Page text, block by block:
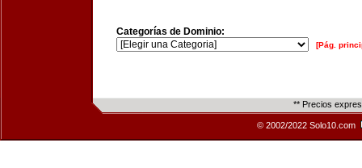
Categorías de Dominio:
[Pág.
** Precios
© 2002/2022 Solo10.com